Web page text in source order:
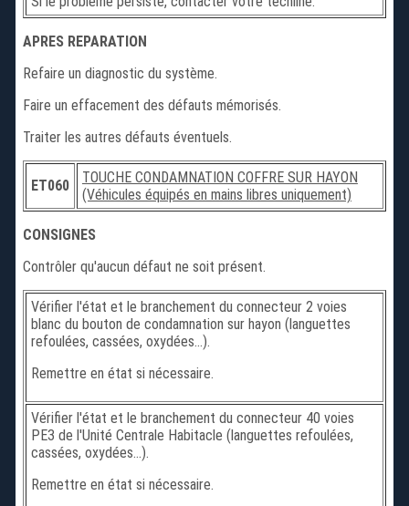
APRES REPARATION
Refaire un diagnostic du système.
Faire un effacement des défauts mémorisés.
Traiter les autres défauts éventuels.
ET060
TOUCHE CONDAMNATION COFFRE SUR HAYON
(Véhicules équipés en mains libres uniquement)
CONSIGNES
Contrôler qu'aucun défaut ne soit présent.
Vérifier l'état et le branchement du connecteur 2 voies
blanc du bouton de condamnation sur hayon (languettes
refoulées, cassées, oxydées...).
Remettre en état si nécessaire.
Vérifier l'état et le branchement du connecteur 40 voies
PE3 de l'Unité Centrale Habitacle (languettes refoulées,
cassées, oxydées...).
Remettre en état si nécessaire.